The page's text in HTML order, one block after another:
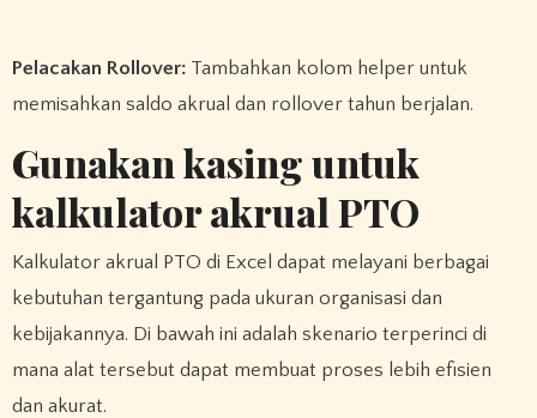
Pelacakan Rollover: Tambahkan kolom helper untuk
memisahkan saldo akrual dan rollover tahun berjalan.
Gunakan kasing untuk
kalkulator akrual PTO
Kalkulator akrual PTO di Excel dapat melayani berbagai
kebutuhan tergantung pada ukuran organisasi dan
kebijakannya. Di bawah ini adalah skenario terperinci di
mana alat tersebut dapat membuat proses lebih efisien
dan akurat.